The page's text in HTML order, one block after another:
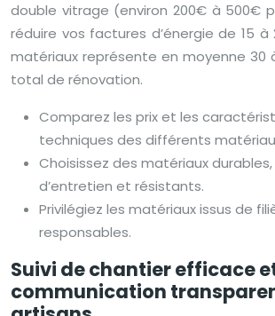
double vitrage (environ 200€ à 500€
réduire vos factures d’énergie de 15 à
matériaux représente en moyenne 30
total de rénovation.
Comparez les prix et les
techniques des différents
Choisissez des matériaux
d’entretien et résistants.
Privilégiez les matériaux issus de
responsables.
Suivi de chantier efficace
communication